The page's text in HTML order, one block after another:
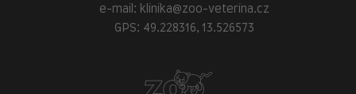
e-mail: klinika@zoo-veterina.cz
GPS: 49.228316, 13.526573